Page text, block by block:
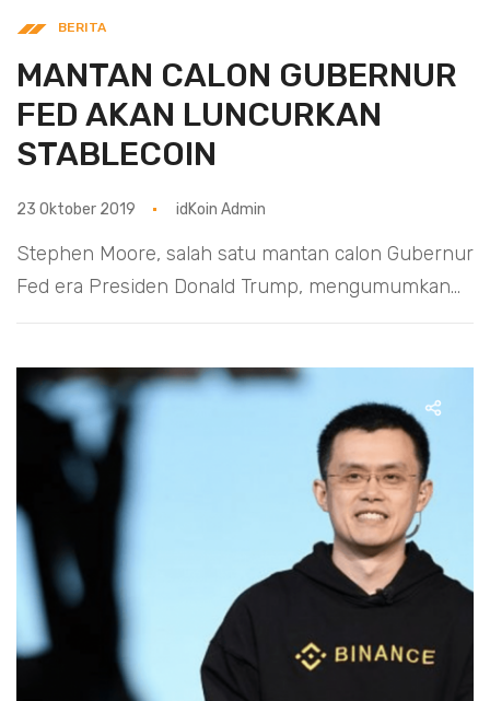
BERITA
MANTAN CALON GUBERNUR
FED AKAN LUNCURKAN
STABLECOIN
23 Oktober 2019 idKoin Admin
Stephen Moore, salah satu mantan calon Gubernur
Fed era Presiden Donald Trump, mengumumkan...